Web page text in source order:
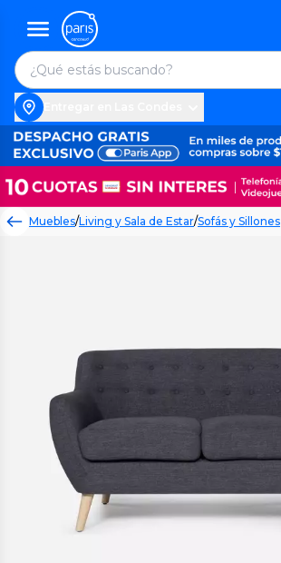
Muebles/Living y Sala de Estar/Sofás y Sillones